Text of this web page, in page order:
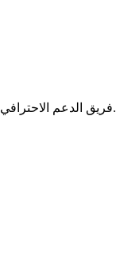
فريق الدعم الاحترافي لدينا متاح على مدار الساعة طوال أيام الأسبوع للمساعدة في أي استفسارات.